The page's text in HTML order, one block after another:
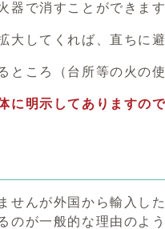
器で消すことができます
してくれば、直ちに
ころ（台所等の火の
明示してありますの
せんが外国から輸入し
のが一般的な理由のよう